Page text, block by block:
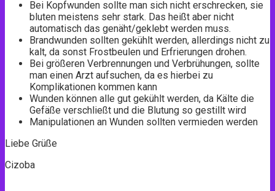
Bei Kopfwunden sollte man sich nicht erschrecken, sie
bluten meistens sehr stark. Das heißt aber nicht
automatisch das genäht/geklebt werden muss.
Brandwunden sollten gekühlt werden, allerdings nicht zu
kalt, da sonst Frostbeulen und Erfrierungen drohen.
Bei größeren Verbrennungen und Verbrühungen, sollte
man einen Arzt aufsuchen, da es hierbei zu
Komplikationen kommen kann
Wunden können alle gut gekühlt werden, da Kälte die
Gefäße verschließt und die Blutung so gestillt wird
Manipulationen an Wunden sollten vermieden werden
Liebe Grüße
Cizoba